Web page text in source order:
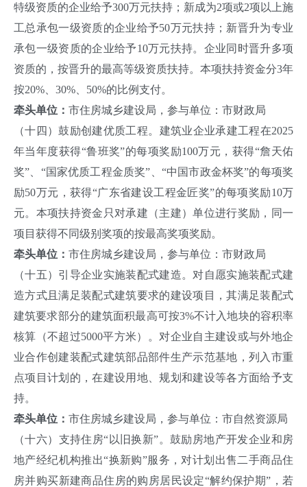
特级资质的企业给予300万元扶持；新成为2项或2项以上施
工总承包一级资质的企业给予50万元扶持；新晋升为专业
承包一级资质的企业给予10万元扶持。企业同时晋升多项
资质的，按晋升的最高等级资质扶持。本项扶持资金分3年
按20%、30%、50%的比例支付。
牵头单位： 市住房城乡建设局，参与单位：市财政局
（十四）鼓励创建优质工程。建筑业企业承建工程在2025
年当年度获得“鲁班奖”的每项奖励100万元，获得“詹天佑
奖”、“国家优质工程金质奖”、“中国市政金杯奖”的每项奖
励50万元，获得“广东省建设工程金匠奖”的每项奖励10万
元。本项扶持资金只对承建（主建）单位进行奖励，同一
项目获得不同级别奖项的按最高奖项奖励。
牵头单位： 市住房城乡建设局，参与单位：市财政局
（十五）引导企业实施装配式建造。对自愿实施装配式建
造方式且满足装配式建筑要求的建设项目，其满足装配式
建筑要求部分的建筑面积最高可按3%不计入地块的容积率
核算（不超过5000平方米）。对企业自主建设或与外地企
业合作创建装配式建筑部品部件生产示范基地，列入市重
点项目计划的，在建设用地、规划和建设等各方面给予支
持。
牵头单位： 市住房城乡建设局，参与单位：市自然资源局
（十六）支持住房“以旧换新”。鼓励房地产开发企业和房
地产经纪机构推出“换新购”服务，对计划出售二手商品住
房并购买新建商品住房的购房居民设定“解约保护期”，若